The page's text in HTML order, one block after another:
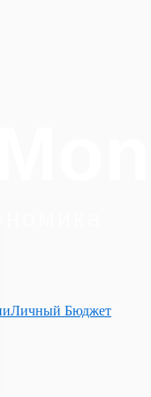
Личный Бюджет